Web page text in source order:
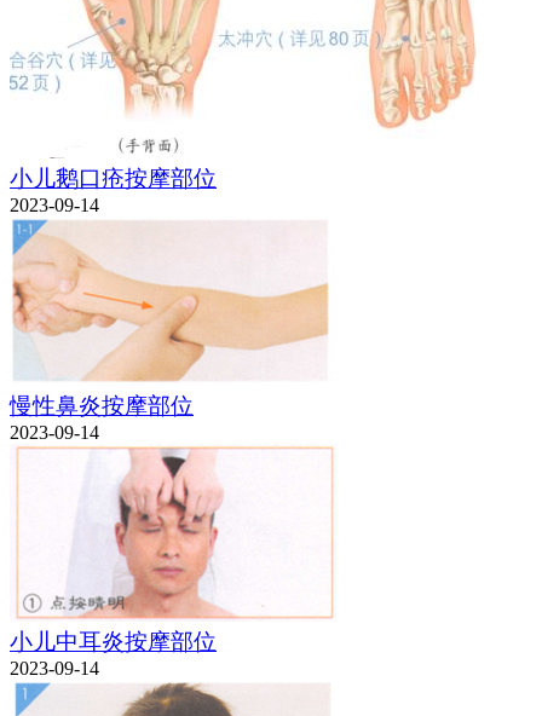
小儿鹅口疮按摩部位
2023-09-14
慢性鼻炎按摩部位
2023-09-14
小儿中耳炎按摩部位
2023-09-14